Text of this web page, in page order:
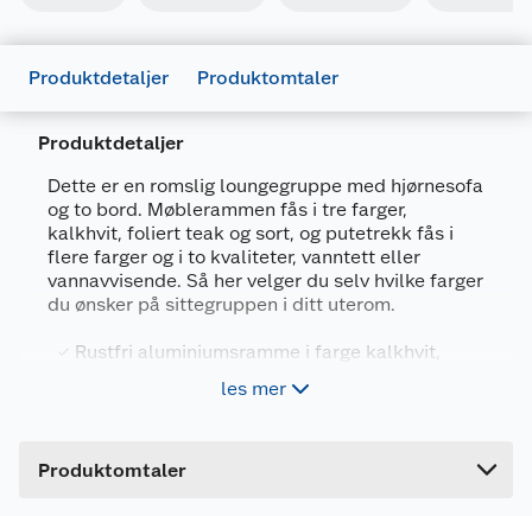
Produktdetaljer Produktomtaler
Produktdetaljer
Dette er en romslig loungegruppe med hjørnesofa
og to bord. Møblerammen fås i tre farger,
kalkhvit, foliert teak og sort, og putetrekk fås i
flere farger og i to kvaliteter, vanntett eller
vannavvisende. Så her velger du selv hvilke farger
du ønsker på sittegruppen i ditt uterom.
Rustfri aluminiumsramme i farge kalkhvit,
Mål hjørnesofa montert høyre/venstre
les mer
Produktomtaler